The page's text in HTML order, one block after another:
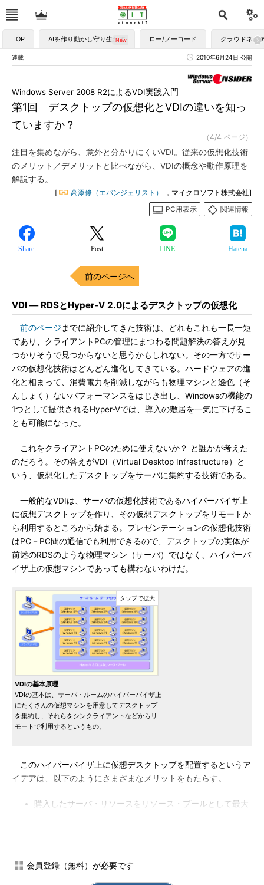
TOP AIを作り動かし守り生かす ロー/ノーコード クラウドネイ
連載 2010年6月24日 公開
第1回 デスクトップの仮想化とVDIの違いを知っ
ていますか？
Windows Server 2008 R2によるVDI実践入門
（4/4 ページ）
注目を集めながら、意外と分かりにくいVDI。従来の仮想化技術
のメリット／デメリットと比べながら、VDIの概念や動作原理を
解説する。
[ 高添修（エバンジェリスト）
，マイクロソフト株式会社]
PC用表示
関連情報
Share Post LINE Hatena
前のページへ
VDI ― RDSとHyper-V 2.0によるデスクトップの仮想化
前のページ までに紹介してきた技術は、どれもこれも一長一短
であり、クライアントPCの管理にまつわる問題解決の答えが見
つかりそうで見つからないと思うかもしれない。その一方でサー
バの仮想化技術はどんどん進化してきている。ハードウェアの進
化と相まって、消費電力を削減しながらも物理マシンと遜色（そ
んしょく）ないパフォーマンスをはじき出し、Windowsの機能の
1つとして提供されるHyper-Vでは、導入の敷居を一気に下げるこ
とも可能になった。
これをクライアントPCのために使えないか？ と誰かが考えた
のだろう。その答えがVDI（Virtual Desktop Infrastructure）と
いう、仮想化したデスクトップをサーバに集約する技術である。
一般的なVDIは、サーバの仮想化技術であるハイパーバイザ上
に仮想デスクトップを作り、その仮想デスクトップをリモートか
ら利用するところから始まる。プレゼンテーションの仮想化技術
はPC－PC間の通信でも利用できるので、デスクトップの実体が
前述のRDSのような物理マシン（サーバ）ではなく、ハイパーバ
イザ上の仮想マシンであっても構わないわけだ。
VDIの基本原理
VDIの基本は、サーバ・ルームのハイパーバイザ上
にたくさんの仮想マシンを用意してデスクトップ
を集約し、それらをシンクライアントなどからリ
モートで利用するというもの。
このハイパーバイザ上に仮想デスクトップを配置するというア
イデアは、以下のようにさまざまなメリットをもたらす。
購入したサーバ・リソースをリソース・プールとして最大
新しいOSの社内展開がサーバ・ルーム内で迅速に実現でき
会員登録（無料）が必要です